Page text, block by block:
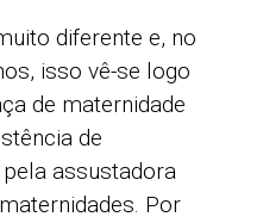
diferente e, no
isso vê-se logo
de maternidade
de
assustadora
Por